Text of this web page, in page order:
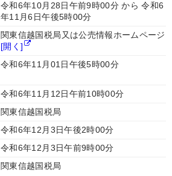
令和6年10月28日午前9時00分 から 令和6
年11月6日午後5時00分
関東信越国税局又は公売情報ホームページ
[開く]
令和6年11月01日午後5時00分
令和6年11月12日午前10時00分
関東信越国税局
令和6年12月3日午後2時00分
令和6年12月3日午前9時00分
関東信越国税局